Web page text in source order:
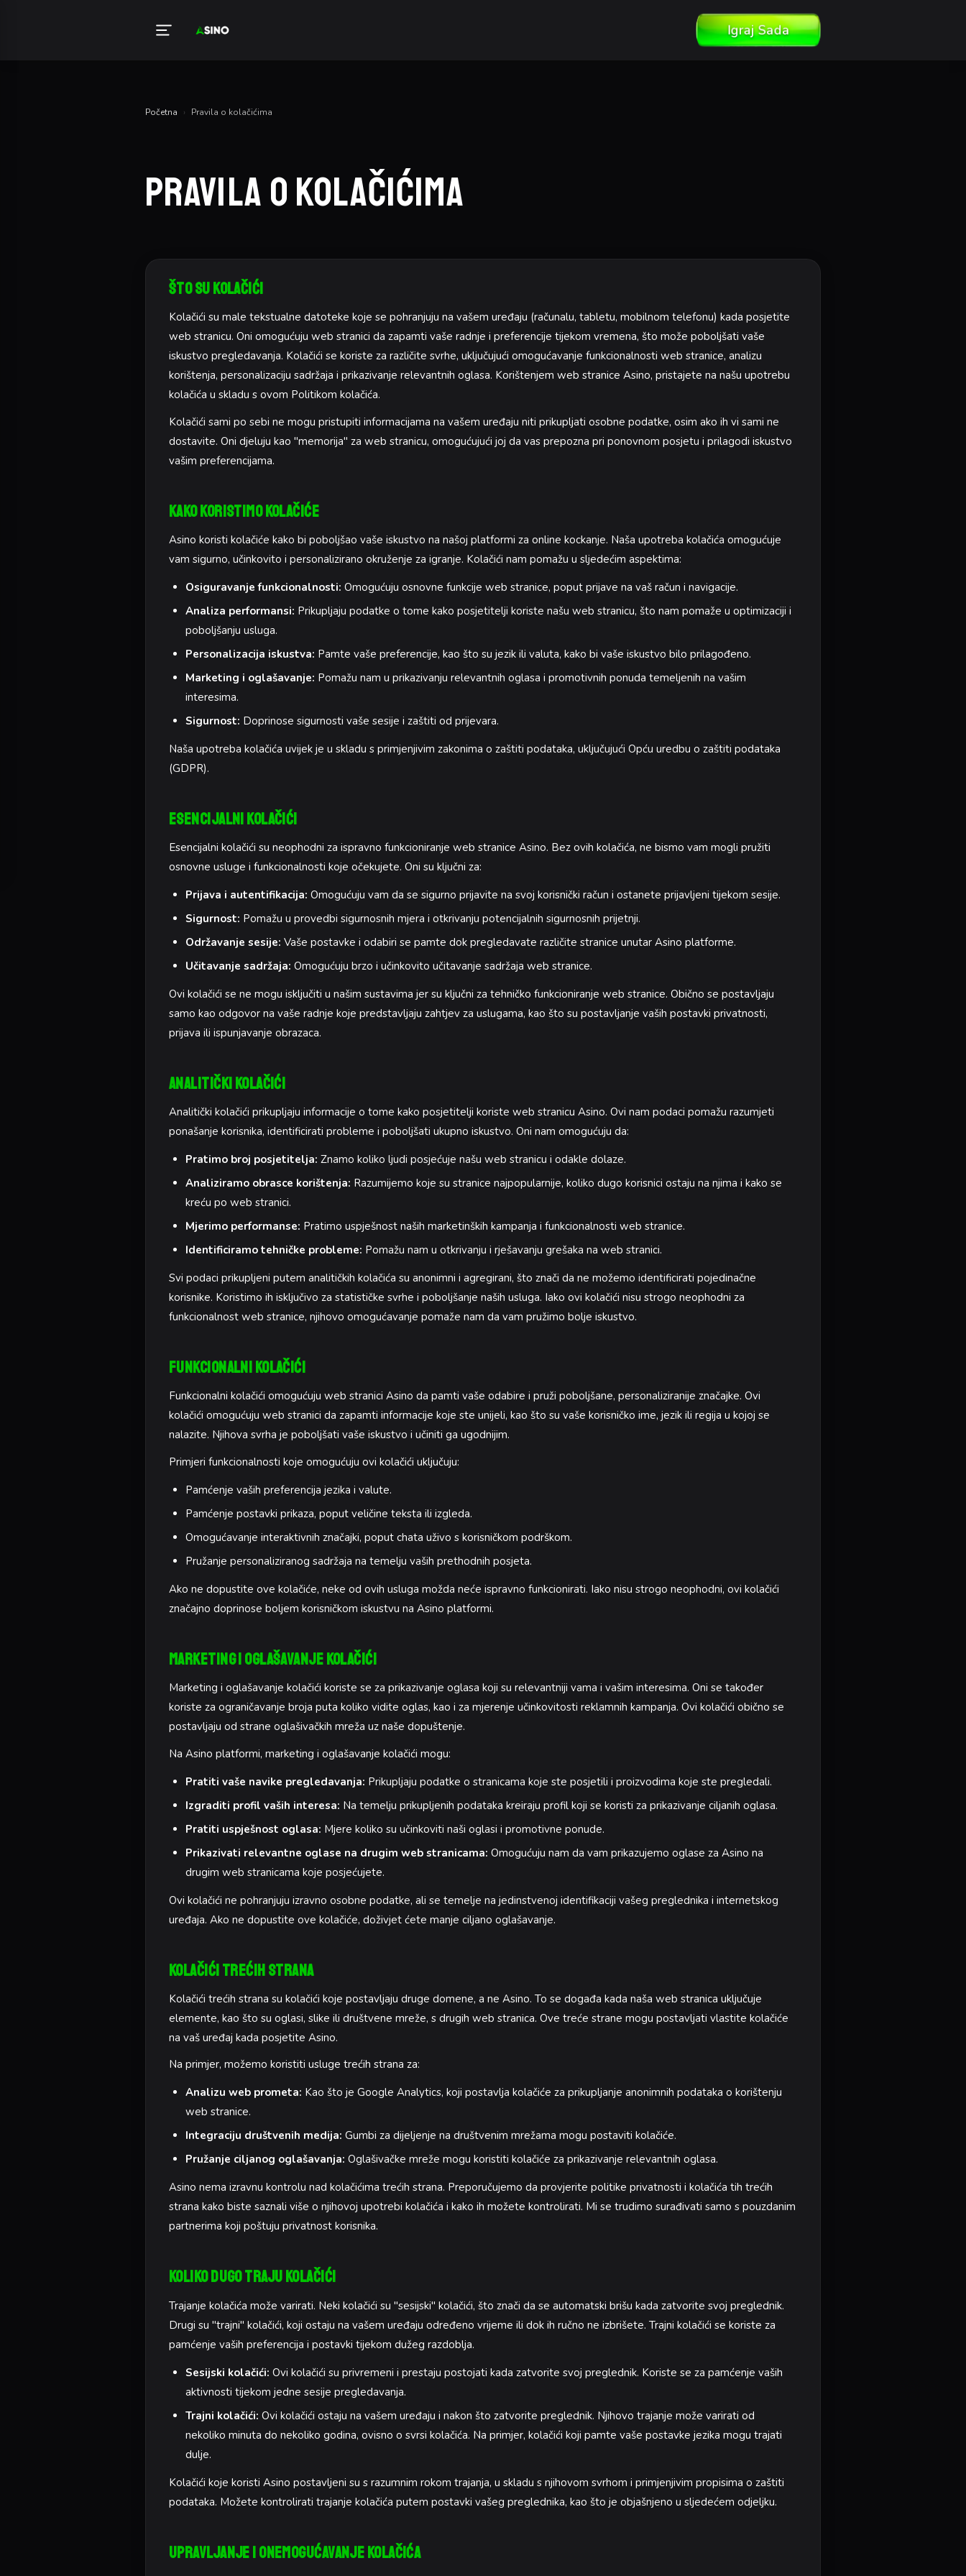
Igraj Sada
Početna › Pravila o kolačićima
Pravila o kolačićima
Što Su Kolačići
Kolačići su male tekstualne datoteke koje se pohranjuju na vašem uređaju (računalu, tabletu, mobilnom telefonu) kada posjetite
web stranicu. Oni omogućuju web stranici da zapamti vaše radnje i preferencije tijekom vremena, što može poboljšati vaše
iskustvo pregledavanja. Kolačići se koriste za različite svrhe, uključujući omogućavanje funkcionalnosti web stranice, analizu
korištenja, personalizaciju sadržaja i prikazivanje relevantnih oglasa. Korištenjem web stranice Asino, pristajete na našu upotrebu
kolačića u skladu s ovom Politikom kolačića.
Kolačići sami po sebi ne mogu pristupiti informacijama na vašem uređaju niti prikupljati osobne podatke, osim ako ih vi sami ne
dostavite. Oni djeluju kao "memorija" za web stranicu, omogućujući joj da vas prepozna pri ponovnom posjetu i prilagodi iskustvo
vašim preferencijama.
Kako Koristimo Kolačiće
Asino koristi kolačiće kako bi poboljšao vaše iskustvo na našoj platformi za online kockanje. Naša upotreba kolačića omogućuje
vam sigurno, učinkovito i personalizirano okruženje za igranje. Kolačići nam pomažu u sljedećim aspektima:
Osiguravanje funkcionalnosti: Omogućuju osnovne funkcije web stranice, poput prijave na vaš račun i navigacije.
Analiza performansi: Prikupljaju podatke o tome kako posjetitelji koriste našu web stranicu, što nam pomaže u optimizaciji i
poboljšanju usluga.
Personalizacija iskustva: Pamte vaše preferencije, kao što su jezik ili valuta, kako bi vaše iskustvo bilo prilagođeno.
Marketing i oglašavanje: Pomažu nam u prikazivanju relevantnih oglasa i promotivnih ponuda temeljenih na vašim
interesima.
Sigurnost: Doprinose sigurnosti vaše sesije i zaštiti od prijevara.
Naša upotreba kolačića uvijek je u skladu s primjenjivim zakonima o zaštiti podataka, uključujući Opću uredbu o zaštiti podataka
(GDPR).
Esencijalni Kolačići
Esencijalni kolačići su neophodni za ispravno funkcioniranje web stranice Asino. Bez ovih kolačića, ne bismo vam mogli pružiti
osnovne usluge i funkcionalnosti koje očekujete. Oni su ključni za:
Prijava i autentifikacija: Omogućuju vam da se sigurno prijavite na svoj korisnički račun i ostanete prijavljeni tijekom sesije.
Sigurnost: Pomažu u provedbi sigurnosnih mjera i otkrivanju potencijalnih sigurnosnih prijetnji.
Održavanje sesije: Vaše postavke i odabiri se pamte dok pregledavate različite stranice unutar Asino platforme.
Učitavanje sadržaja: Omogućuju brzo i učinkovito učitavanje sadržaja web stranice.
Ovi kolačići se ne mogu isključiti u našim sustavima jer su ključni za tehničko funkcioniranje web stranice. Obično se postavljaju
samo kao odgovor na vaše radnje koje predstavljaju zahtjev za uslugama, kao što su postavljanje vaših postavki privatnosti,
prijava ili ispunjavanje obrazaca.
Analitički Kolačići
Analitički kolačići prikupljaju informacije o tome kako posjetitelji koriste web stranicu Asino. Ovi nam podaci pomažu razumjeti
ponašanje korisnika, identificirati probleme i poboljšati ukupno iskustvo. Oni nam omogućuju da:
Pratimo broj posjetitelja: Znamo koliko ljudi posjećuje našu web stranicu i odakle dolaze.
Analiziramo obrasce korištenja: Razumijemo koje su stranice najpopularnije, koliko dugo korisnici ostaju na njima i kako se
kreću po web stranici.
Mjerimo performanse: Pratimo uspješnost naših marketinških kampanja i funkcionalnosti web stranice.
Identificiramo tehničke probleme: Pomažu nam u otkrivanju i rješavanju grešaka na web stranici.
Svi podaci prikupljeni putem analitičkih kolačića su anonimni i agregirani, što znači da ne možemo identificirati pojedinačne
korisnike. Koristimo ih isključivo za statističke svrhe i poboljšanje naših usluga. Iako ovi kolačići nisu strogo neophodni za
funkcionalnost web stranice, njihovo omogućavanje pomaže nam da vam pružimo bolje iskustvo.
Funkcionalni Kolačići
Funkcionalni kolačići omogućuju web stranici Asino da pamti vaše odabire i pruži poboljšane, personaliziranije značajke. Ovi
kolačići omogućuju web stranici da zapamti informacije koje ste unijeli, kao što su vaše korisničko ime, jezik ili regija u kojoj se
nalazite. Njihova svrha je poboljšati vaše iskustvo i učiniti ga ugodnijim.
Primjeri funkcionalnosti koje omogućuju ovi kolačići uključuju:
Pamćenje vaših preferencija jezika i valute.
Pamćenje postavki prikaza, poput veličine teksta ili izgleda.
Omogućavanje interaktivnih značajki, poput chata uživo s korisničkom podrškom.
Pružanje personaliziranog sadržaja na temelju vaših prethodnih posjeta.
Ako ne dopustite ove kolačiće, neke od ovih usluga možda neće ispravno funkcionirati. Iako nisu strogo neophodni, ovi kolačići
značajno doprinose boljem korisničkom iskustvu na Asino platformi.
Marketing i Oglašavanje Kolačići
Marketing i oglašavanje kolačići koriste se za prikazivanje oglasa koji su relevantniji vama i vašim interesima. Oni se također
koriste za ograničavanje broja puta koliko vidite oglas, kao i za mjerenje učinkovitosti reklamnih kampanja. Ovi kolačići obično se
postavljaju od strane oglašivačkih mreža uz naše dopuštenje.
Na Asino platformi, marketing i oglašavanje kolačići mogu:
Pratiti vaše navike pregledavanja: Prikupljaju podatke o stranicama koje ste posjetili i proizvodima koje ste pregledali.
Izgraditi profil vaših interesa: Na temelju prikupljenih podataka kreiraju profil koji se koristi za prikazivanje ciljanih oglasa.
Pratiti uspješnost oglasa: Mjere koliko su učinkoviti naši oglasi i promotivne ponude.
Prikazivati relevantne oglase na drugim web stranicama: Omogućuju nam da vam prikazujemo oglase za Asino na
drugim web stranicama koje posjećujete.
Ovi kolačići ne pohranjuju izravno osobne podatke, ali se temelje na jedinstvenoj identifikaciji vašeg preglednika i internetskog
uređaja. Ako ne dopustite ove kolačiće, doživjet ćete manje ciljano oglašavanje.
Kolačići Trećih Strana
Kolačići trećih strana su kolačići koje postavljaju druge domene, a ne Asino. To se događa kada naša web stranica uključuje
elemente, kao što su oglasi, slike ili društvene mreže, s drugih web stranica. Ove treće strane mogu postavljati vlastite kolačiće
na vaš uređaj kada posjetite Asino.
Na primjer, možemo koristiti usluge trećih strana za:
Analizu web prometa: Kao što je Google Analytics, koji postavlja kolačiće za prikupljanje anonimnih podataka o korištenju
web stranice.
Integraciju društvenih medija: Gumbi za dijeljenje na društvenim mrežama mogu postaviti kolačiće.
Pružanje ciljanog oglašavanja: Oglašivačke mreže mogu koristiti kolačiće za prikazivanje relevantnih oglasa.
Asino nema izravnu kontrolu nad kolačićima trećih strana. Preporučujemo da provjerite politike privatnosti i kolačića tih trećih
strana kako biste saznali više o njihovoj upotrebi kolačića i kako ih možete kontrolirati. Mi se trudimo surađivati samo s pouzdanim
partnerima koji poštuju privatnost korisnika.
Koliko Dugo Traju Kolačići
Trajanje kolačića može varirati. Neki kolačići su "sesijski" kolačići, što znači da se automatski brišu kada zatvorite svoj preglednik.
Drugi su "trajni" kolačići, koji ostaju na vašem uređaju određeno vrijeme ili dok ih ručno ne izbrišete. Trajni kolačići se koriste za
pamćenje vaših preferencija i postavki tijekom dužeg razdoblja.
Sesijski kolačići: Ovi kolačići su privremeni i prestaju postojati kada zatvorite svoj preglednik. Koriste se za pamćenje vaših
aktivnosti tijekom jedne sesije pregledavanja.
Trajni kolačići: Ovi kolačići ostaju na vašem uređaju i nakon što zatvorite preglednik. Njihovo trajanje može varirati od
nekoliko minuta do nekoliko godina, ovisno o svrsi kolačića. Na primjer, kolačići koji pamte vaše postavke jezika mogu trajati
dulje.
Kolačići koje koristi Asino postavljeni su s razumnim rokom trajanja, u skladu s njihovom svrhom i primjenjivim propisima o zaštiti
podataka. Možete kontrolirati trajanje kolačića putem postavki vašeg preglednika, kao što je objašnjeno u sljedećem odjeljku.
Upravljanje i Onemogućavanje Kolačića